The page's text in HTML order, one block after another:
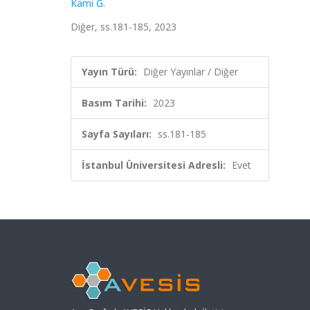
Kami G.
Diğer, ss.181-185, 2023
Yayın Türü: Diğer Yayınlar / Diğer
Basım Tarihi: 2023
Sayfa Sayıları: ss.181-185
İstanbul Üniversitesi Adresli: Evet